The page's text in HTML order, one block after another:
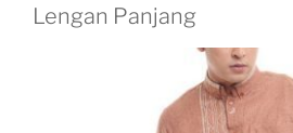
Lengan Panjang